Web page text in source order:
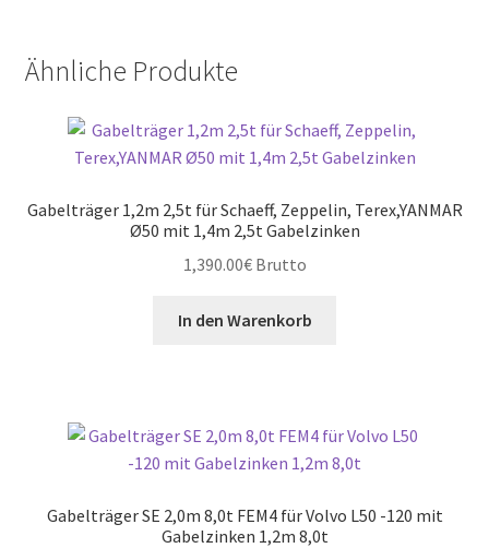
Ähnliche Produkte
Gabelträger 1,2m 2,5t für Schaeff, Zeppelin, Terex,YANMAR
Ø50 mit 1,4m 2,5t Gabelzinken
1,390.00€Brutto
In den Warenkorb
Gabelträger SE 2,0m 8,0t FEM4 für Volvo L50 -120 mit
Gabelzinken 1,2m 8,0t